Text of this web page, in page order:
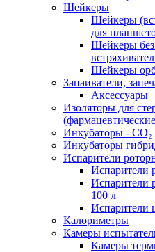
Шейкеры
Шейкеры
для
Шейкеры без
Шейкеры
Запаиватели,
Аксессуары
Изоляторы для
Инкубаторы - CO₂
Инкубаторы
Испарители
Испарители
Испарители
100 л
Испарители
Калориметры
Камеры
Камеры